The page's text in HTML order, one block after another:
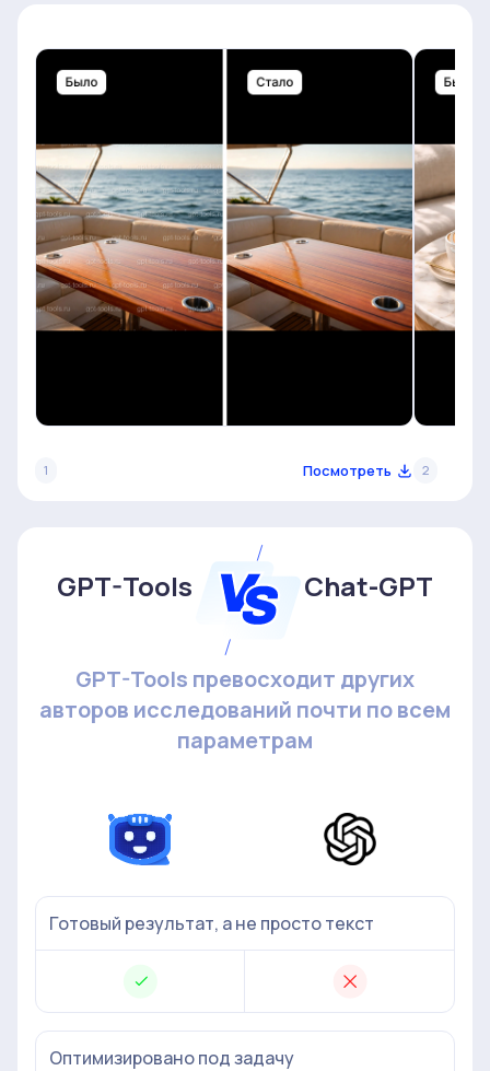
1 Посмотреть 2
GPT-Tools Chat-GPT
GPT-Tools превосходит других
авторов исследований почти по всем
параметрам
Готовый результат, а не просто текст
Оптимизировано под задачу